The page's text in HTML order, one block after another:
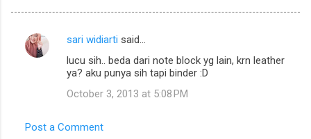
C
e
sari widiarti said…
lucu sih.. beda dari note block yg lain, krn leather
ya? aku punya sih tapi binder :D
October 3, 2013 at 5:08 PM
Post a Comment